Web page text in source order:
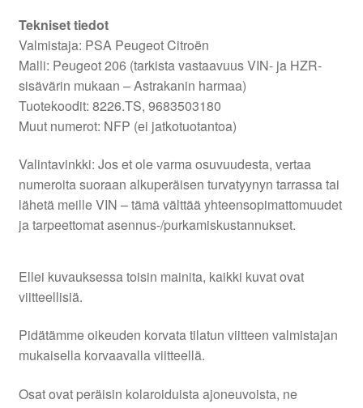
Tekniset tiedot
Valmistaja: PSA Peugeot Citroën
Malli: Peugeot 206 (tarkista vastaavuus VIN- ja HZR-
sisävärin mukaan – Astrakanin harmaa)
Tuotekoodit: 8226.TS, 9683503180
Muut numerot: NFP (ei jatkotuotantoa)
Valintavinkki: Jos et ole varma osuvuudesta, vertaa
numeroita suoraan alkuperäisen turvatyynyn tarrassa tai
lähetä meille VIN – tämä välttää yhteensopimattomuudet
ja tarpeettomat asennus-/purkamiskustannukset.
Ellei kuvauksessa toisin mainita, kaikki kuvat ovat
viitteellisiä.
Pidätämme oikeuden korvata tilatun viitteen valmistajan
mukaisella korvaavalla viitteellä.
Osat ovat peräisin kolaroiduista ajoneuvoista, ne